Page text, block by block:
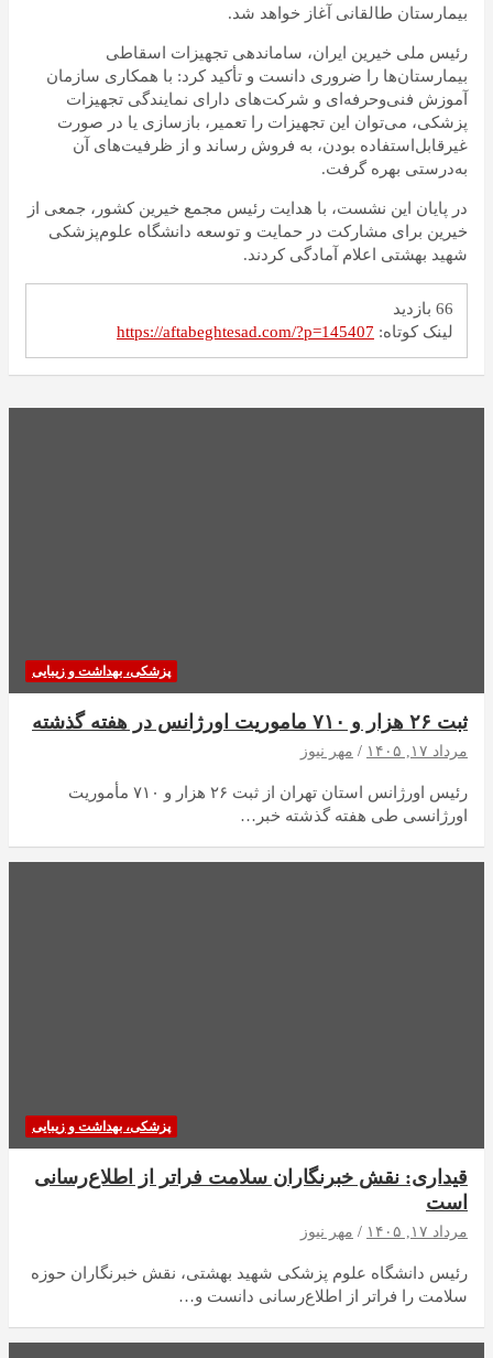
بیمارستان طالقانی آغاز خواهد شد.
رئیس ملی خیرین ایران، ساماندهی تجهیزات اسقاطی
بیمارستان‌ها را ضروری دانست و تأکید کرد: با همکاری سازمان
آموزش فنی‌وحرفه‌ای و شرکت‌های دارای نمایندگی تجهیزات
پزشکی، می‌توان این تجهیزات را تعمیر، بازسازی یا در صورت
غیرقابل‌استفاده بودن، به فروش رساند و از ظرفیت‌های آن
به‌درستی بهره گرفت.
در پایان این نشست، با هدایت رئیس مجمع خیرین کشور، جمعی از
خیرین برای مشارکت در حمایت و توسعه دانشگاه علوم‌پزشکی
شهید بهشتی اعلام آمادگی کردند.
66 بازدید
لینک کوتاه: https://aftabeghtesad.com/?p=145407
پزشکی، بهداشت و زیبایی
ثبت ۲۶ هزار و ۷۱۰ ماموریت اورژانس در هفته گذشته
مرداد ۱۷, ۱۴۰۵ مهر نیوز
رئیس اورژانس استان تهران از ثبت ۲۶ هزار و ۷۱۰ مأموریت
اورژانسی طی هفته گذشته خبر…
پزشکی، بهداشت و زیبایی
قیداری: نقش خبرنگاران سلامت فراتر از اطلاع‌رسانی
است
مرداد ۱۷, ۱۴۰۵ مهر نیوز
رئیس دانشگاه علوم پزشکی شهید بهشتی، نقش خبرنگاران حوزه
سلامت را فراتر از اطلاع‌رسانی دانست و…